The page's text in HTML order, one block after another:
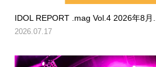
IDOL REPORT .mag Vol.4 2026年8月...
2026.07.17